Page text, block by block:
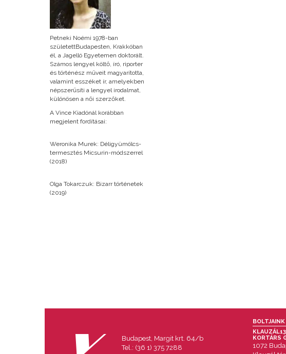
Petneki Noémi 1978-ban
születettBudapesten, Krakkóban
él, a Jagelló Egyetemen doktorált.
Számos lengyel költő, író, riporter
és történész műveit magyarította,
valamint esszéket ír, amelyekben
népszerűsíti a lengyel irodalmat,
különösen a női szerzőket.
A Vince Kiadónál korábban
megjelent fordításai:
Weronika Murek: Déligyümölcs-
termesztés Micsurin-módszerrel
(2018)
Olga Tokarczuk: Bizarr történetek
(2019)
Budapest, Margit krt. 64/b
Tel.: (36 1) 375 7288
BOLTJAINK
KORTÁRS
1072